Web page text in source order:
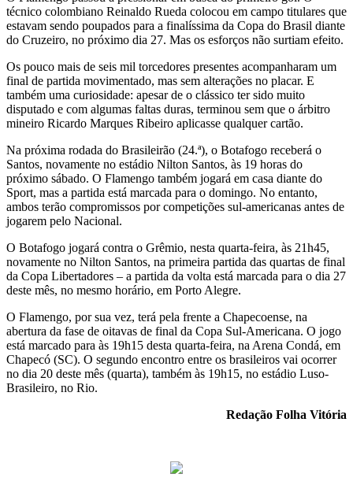
técnico colombiano Reinaldo Rueda colocou em campo titulares que
estavam sendo poupados para a finalíssima da Copa do Brasil diante
do Cruzeiro, no próximo dia 27. Mas os esforços não surtiam efeito.
Os pouco mais de seis mil torcedores presentes acompanharam um
final de partida movimentado, mas sem alterações no placar. E
também uma curiosidade: apesar de o clássico ter sido muito
disputado e com algumas faltas duras, terminou sem que o árbitro
mineiro Ricardo Marques Ribeiro aplicasse qualquer cartão.
Na próxima rodada do Brasileirão (24.ª), o Botafogo receberá o
Santos, novamente no estádio Nilton Santos, às 19 horas do
próximo sábado. O Flamengo também jogará em casa diante do
Sport, mas a partida está marcada para o domingo. No entanto,
ambos terão compromissos por competições sul-americanas antes de
jogarem pelo Nacional.
O Botafogo jogará contra o Grêmio, nesta quarta-feira, às 21h45,
novamente no Nilton Santos, na primeira partida das quartas de final
da Copa Libertadores – a partida da volta está marcada para o dia 27
deste mês, no mesmo horário, em Porto Alegre.
O Flamengo, por sua vez, terá pela frente a Chapecoense, na
abertura da fase de oitavas de final da Copa Sul-Americana. O jogo
está marcado para às 19h15 desta quarta-feira, na Arena Condá, em
Chapecó (SC). O segundo encontro entre os brasileiros vai ocorrer
no dia 20 deste mês (quarta), também às 19h15, no estádio Luso-
Brasileiro, no Rio.
Redação Folha Vitória